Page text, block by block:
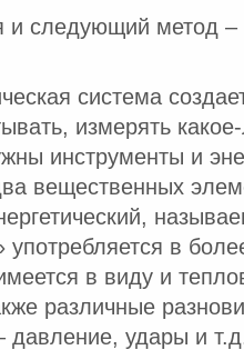
и следующий метод –
система
измерять
инструменты и
вещественных
в
в виду и
различные
давление, удары и